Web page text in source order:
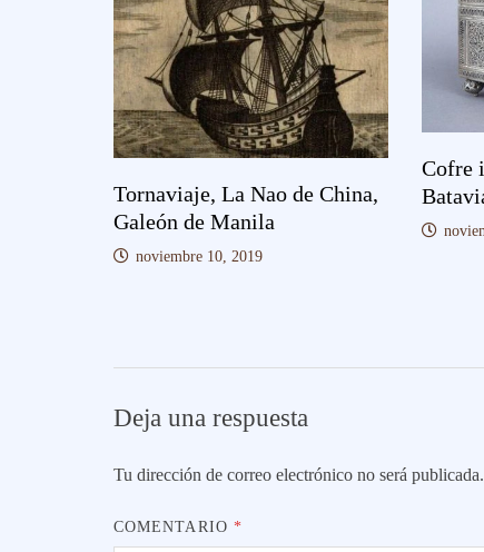
Tornaviaje, La Nao de China,
Galeón de Manila
noviembre 10, 2019
Cofre
Deja una respuesta
Tu dirección de correo electrónico no será publicada.
COMENTARIO *